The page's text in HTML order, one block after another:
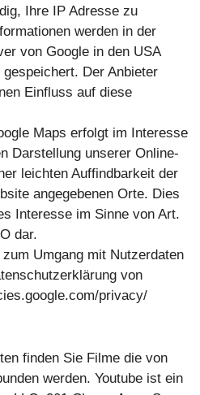
Ihre IP Adresse zu
werden in der
von Google in den USA
Der Anbieter
Einfluss auf diese
Maps erfolgt im Interesse
Darstellung unserer Online-
leichten Auffindbarkeit der
angegebenen Orte. Dies
Interesse im Sinne von Art.
dar.
Umgang mit Nutzerdaten
von
privacy/
finden Sie Filme die von
werden. Youtube ist ein